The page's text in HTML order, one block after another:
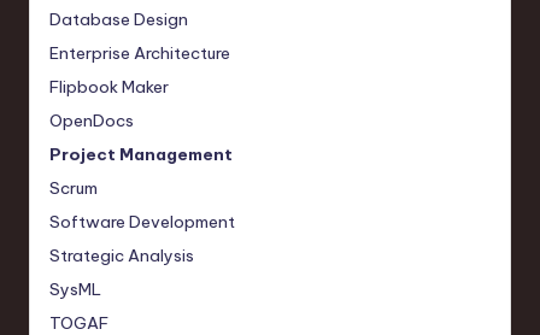
Database Design
Enterprise Architecture
Flipbook Maker
OpenDocs
Project Management
Scrum
Software Development
Strategic Analysis
SysML
TOGAF